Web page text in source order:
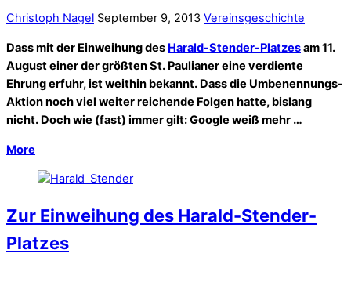
Christoph Nagel September 9, 2013 Vereinsgeschichte
Dass mit der Einweihung des Harald-Stender-Platzesam 11.
August einer der größten St. Paulianer eine verdiente
Ehrung erfuhr, ist weithin bekannt. Dass die Umbenennungs-
Aktion noch viel weiter reichende Folgen hatte, bislang
nicht. Doch wie (fast) immer gilt: Google weiß mehr …
More
Zur Einweihung des Harald-Stender-
Platzes